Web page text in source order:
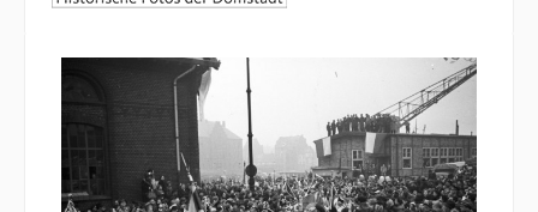
Bildergalerie überspringen